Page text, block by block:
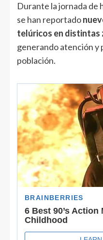
Durante la jornada de
se han reportado
telúricos en distintas
generando atención y
población.